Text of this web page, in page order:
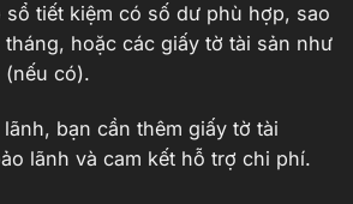
sổ tiết kiệm có số dư phù hợp, sao
tháng, hoặc các giấy tờ tài sản như
(nếu có).
bạn cần thêm giấy tờ tài
lãnh và cam kết hỗ trợ chi phí.